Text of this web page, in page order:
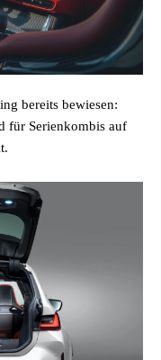
bereits bewiesen:
für Serienkombis auf